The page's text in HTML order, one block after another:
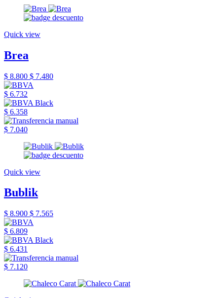
Quick view
Brea
$ 8.800 $ 7.480
$ 6.732
$ 6.358
$ 7.040
Quick view
Bublik
$ 8.900 $ 7.565
$ 6.809
$ 6.431
$ 7.120